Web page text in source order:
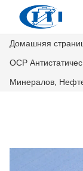
العربية
Домашняя
ОСР
Минералов,